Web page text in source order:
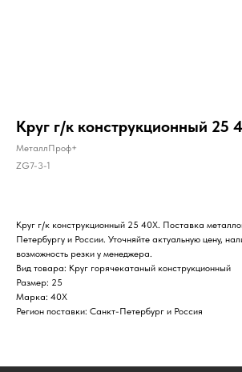
Круг г/к конструкционный 25
МеталлПроф+
ZG7-3-1
Круг г/к конструкционный 25 40Х. Поставка
Петербургу и России. Уточняйте актуальную цену,
возможность резки у менеджера.
Вид товара: Круг горячекатаный конструкционный
Размер: 25
Марка: 40Х
Регион поставки: Санкт-Петербург и Россия